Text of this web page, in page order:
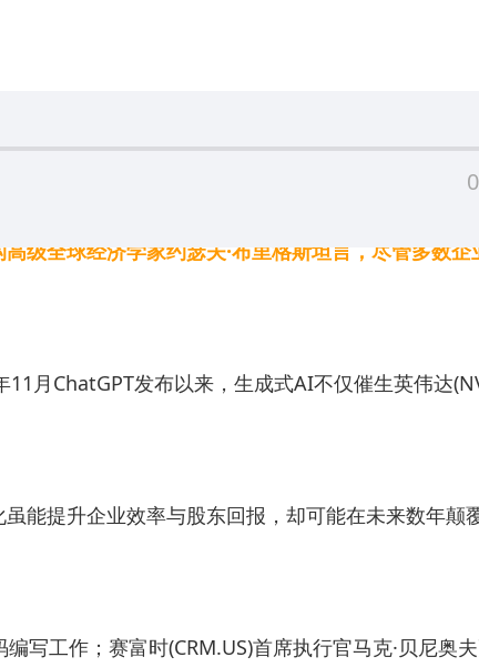
级全球经济学家约瑟夫·布里格斯坦言，尽管多数
月ChatGPT发布以来，生成式AI不仅催生英伟达
能提升企业效率与股东回报，却可能在未来数年颠
写工作；赛富时(CRM.US)首席执行官马克·贝尼奥